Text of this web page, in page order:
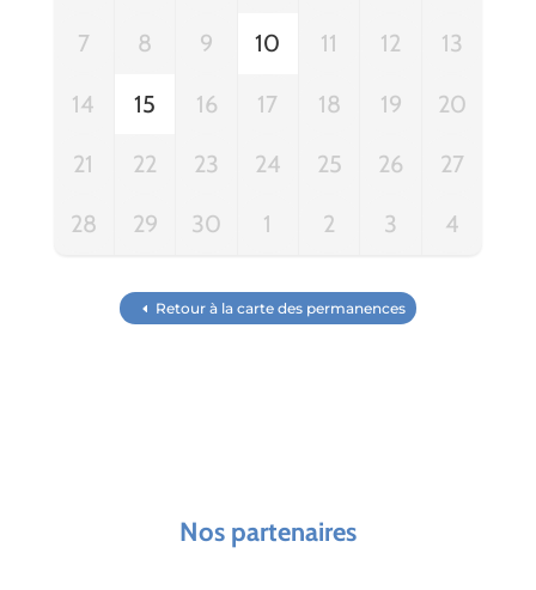
7 8 9 10 11 12 13
14 15 16 17 18 19 20
21 22 23 24 25 26 27
28 29 30 1 2 3 4
Retour à la carte des permanences
Nos partenaires